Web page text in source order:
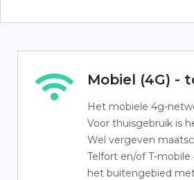
Mobiel (4G) -
Het mobiele 4g-
Voor thuisgebruik is
Wel vergeven
Telfort en/of T-
het buitengebied